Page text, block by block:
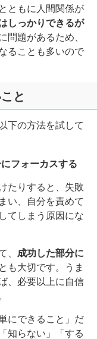
ともに人間関係が
しっかりできるが
問題があるため、
ることも多いので
と
下の方法を試して
フォーカスする
たりすると、失敗
い、自分を責めて
てしまう原因にな
、 成功した部分に
も大切です。うま
、必要以上に自信
にできること」だ
知らない」「する